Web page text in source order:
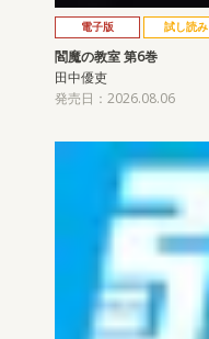
電子版 試し読み
閻魔の教室 第6巻
田中優吏
発売日：2026.08.06